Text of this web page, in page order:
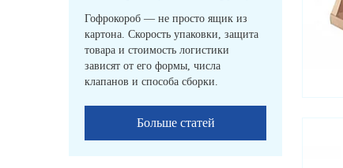
Гофрокороб — не просто ящик из
картона. Скорость упаковки, защита
товара и стоимость логистики
зависят от его формы, числа
клапанов и способа сборки.
Больше статей